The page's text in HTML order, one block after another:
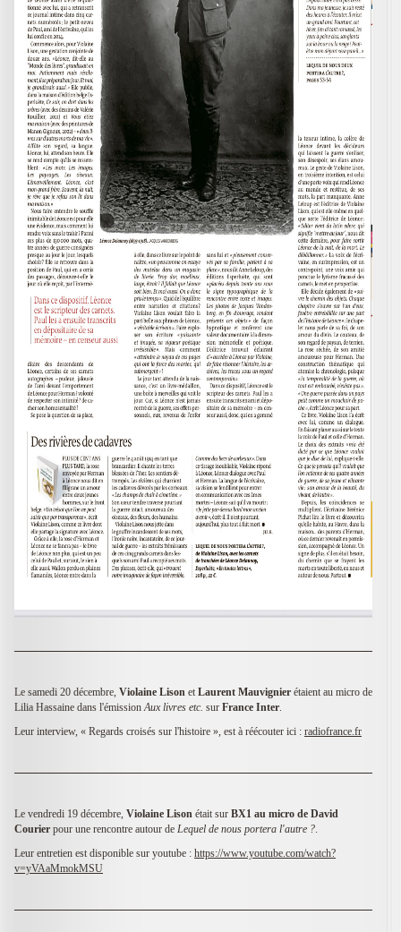
Le samedi 20 décembre, Violaine Lison et Laurent Mauvignier étaient au micro de
Lilia Hassaine dans l'émission Aux livres etc. sur France Inter
Leur interview, « Regards croisés sur l'histoire », est à réécouter ici : radiofrance.fr
Le vendredi 19 décembre, Violaine Lison était sur BX1 au micro de David
Courier pour une rencontre autour de Lequel de nous portera l'autre ?
Leur entretien est disponible sur youtube : https://www.youtube.com/watch?
v=yVAaMmokMSU